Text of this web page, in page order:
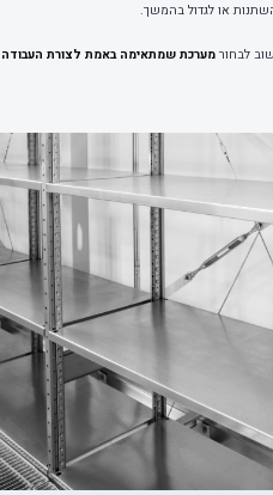
או לגדול בהמשך.
לבחור מערכת שמתאימה באמת לצורת העבודה